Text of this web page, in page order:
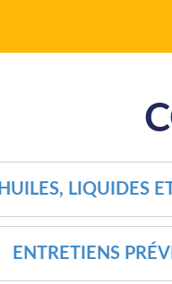
HUILES, LIQUIDES
ENTRETIENS